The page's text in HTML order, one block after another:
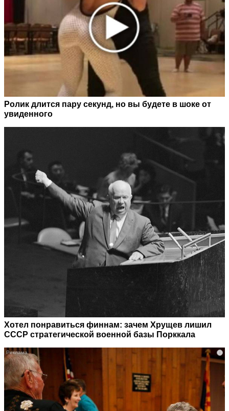
Ролик длится пару секунд, но вы будете в шоке от
увиденного
Хотел понравиться финнам: зачем Хрущев лишил
СССР стратегической военной базы Порккала
i